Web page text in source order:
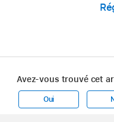
Avez-vous trouvé cet
Oui